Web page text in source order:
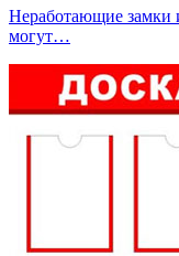
Неработающие замки
могут…